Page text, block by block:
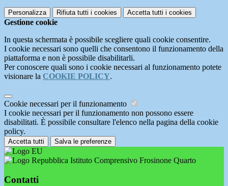
Personalizza Rifiuta tutti i cookies Accetta tutti i cookies
Gestione cookie
In questa schermata è possibile scegliere quali cookie consentire.
I cookie necessari sono quelli che consentono il funzionamento della
piattaforma e non è possibile disabilitarli.
Per conoscere quali sono i cookie necessari al funzionamento potete
visionare la COOKIE POLICY.
Cookie necessari per il funzionamento
I cookie necessari per il funzionamento non possono essere
disabilitati. È possibile consultare l'elenco nella pagina della cookie
policy.
Accetta tutti Salva le preferenze
Istituto Comprensivo Frosinone Quarto
Contatti